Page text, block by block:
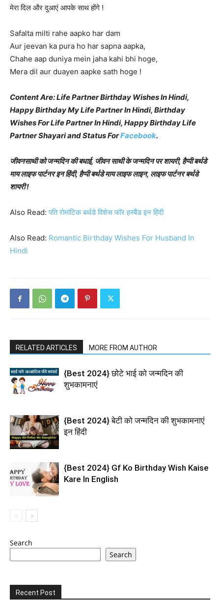
मेरा दिल और दुआएं आपके साथ होंगे !
Safalta milti rahe aapko har dam
Aur jeevan ka pura ho har sapna aapka,
Chahe aap duniya mein jaha kahi bhi hoge,
Mera dil aur duayen aapke sath hoge !
Content Are: Life Partner Birthday Wishes In Hindi,
Happy Birthday My Life Partner In Hindi, Birthday
Wishes For Life Partner In Hindi, Happy Birthday Life
Partner Shayari and Status ForFacebook.
जीवनसाथी को जन्मदिन की बधाई, जीवन साथी के जन्मदिन पर शायरी, हैप्पी बर्थडे
माय लाइफ पार्टनर इन हिंदी, हैप्पी बर्थडे माय लाइफ लाइन, लाइफ पार्टनर बर्थडे
शायरी !
Also Read:पति रोमांटिक बर्थडे विशेस फॉर हस्बैंड इन हिंदी
Also Read: Romantic Birthday Wishes For Husband In
Hindi
RELATED ARTICLES MORE FROM AUTHOR
{Best 2024} छोटे भाई को जन्मदिन की
शुभकामनाएं
{Best 2024} बेटी को जन्मदिन की शुभकामनाएं
इन हिंदी
{Best 2024} Gf Ko Birthday Wish Kaise
Kare In English
Search
Search
Recent Post